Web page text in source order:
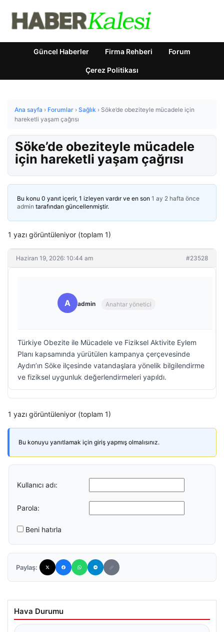
Güncel Haberler Firma Rehberi Forum
Çerez Politikası
Ana sayfa › Forumlar › Sağlık › Söke’de obeziteyle mücadele için
hareketli yaşam çağrısı
Söke’de obeziteyle mücadele
için hareketli yaşam çağrısı
Bu konu 0 yanıt içerir, 1 izleyen vardır ve en son 1 ay 2 hafta önce
admin tarafından güncellenmiştir.
1 yazı görüntüleniyor (toplam 1)
Haziran 19, 2026: 10:44 am #23528
A admin Anahtar yönetici
Türkiye Obezite ile Mücadele ve Fiziksel Aktivite Eylem
Planı kapsamında yürütülen kampanya çerçevesinde
Aydın’ın Söke ilçesinde vatandaşlara yönelik bilgilendirme
ve fiziksel uygunluk değerlendirmeleri yapıldı.
1 yazı görüntüleniyor (toplam 1)
Bu konuyu yanıtlamak için giriş yapmış olmalısınız.
Kullanıcı adı:
Parola:
Beni hatırla
Paylaş:
Hava Durumu